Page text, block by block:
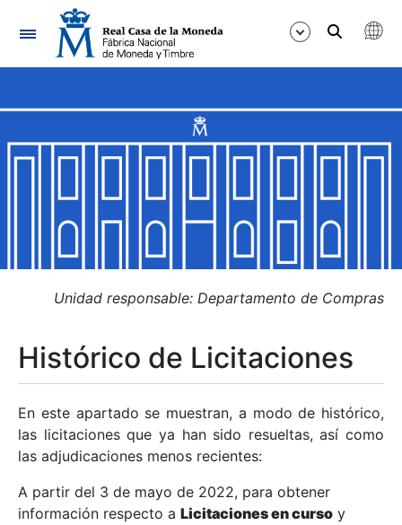
Navegación
Mostrar/Ocultar
Mostrar/Ocultar
Mostrar/Ocultar
Mostrar/Ocultar
Mostrar/Ocultar
Mostrar/Ocultar
Unidad responsable: Departamento de Compras
Histórico de Licitaciones
En este apartado se muestran, a modo de histórico,
las licitaciones que ya han sido resueltas, así como
las adjudicaciones menos recientes:
A partir del 3 de mayo de 2022, para obtener
información respecto a Licitaciones en curso y